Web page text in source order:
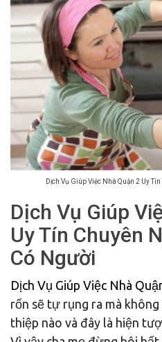
Dịch Vụ Giúp Việc Nhà Quận 2 Uy
Dịch Vụ Giúp
Uy Tín Chuyên
Có Người
Dịch Vụ Giúp Việc Nhà
rốn sẽ tự rụng ra mà không
thiệp nào và đây là hiện